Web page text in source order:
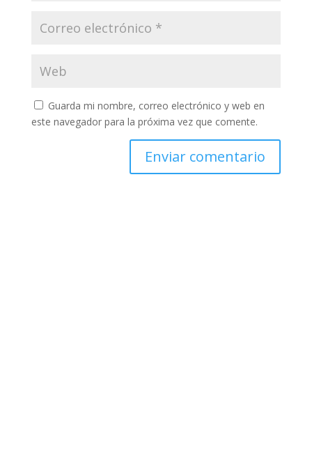
Guarda mi nombre, correo electrónico y web en
este navegador para la próxima vez que comente.